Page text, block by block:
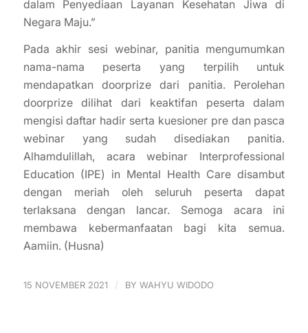
dalam Penyediaan Layanan Kesehatan Jiwa di
Negara Maju.”
Pada akhir sesi webinar, panitia mengumumkan
nama-nama peserta yang terpilih untuk
mendapatkan doorprize dari panitia. Perolehan
doorprize dilihat dari keaktifan peserta dalam
mengisi daftar hadir serta kuesioner pre dan pasca
webinar yang sudah disediakan panitia.
Alhamdulillah, acara webinar Interprofessional
Education (IPE) in Mental Health Care disambut
dengan meriah oleh seluruh peserta dapat
terlaksana dengan lancar. Semoga acara ini
membawa kebermanfaatan bagi kita semua.
Aamiin. (Husna)
15 NOVEMBER 2021 / BY WAHYU WIDODO